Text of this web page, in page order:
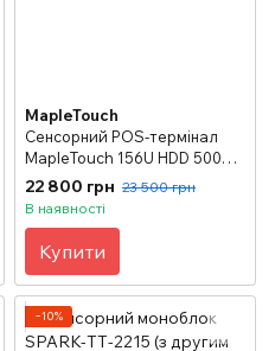
MapleTouch
Сенсорний POS-термінал
MapleTouch 156U HDD 500Gb
SATA
22 800 грн 23 500 грн
В наявності
Купити
−10%